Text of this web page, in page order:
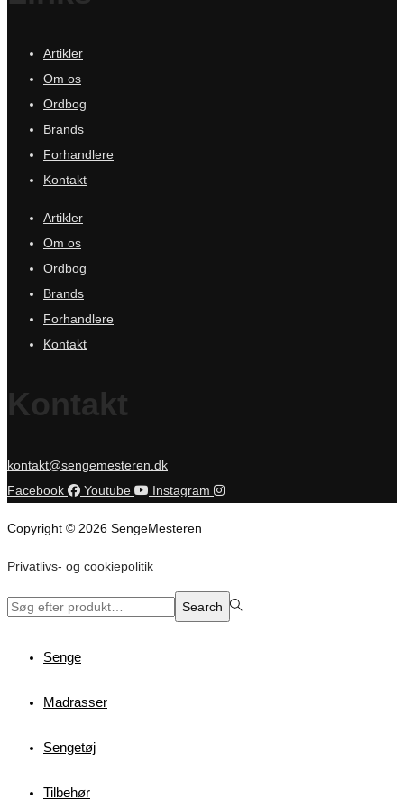
Artikler
Om os
Ordbog
Brands
Forhandlere
Kontakt
Artikler
Om os
Ordbog
Brands
Forhandlere
Kontakt
Kontakt
kontakt@sengemesteren.dk
Facebook
Youtube Instagram
Copyright © 2026 SengeMesteren
Privatlivs- og cookiepolitik
Search
Search
Senge
Madrasser
Sengetøj
Tilbehør